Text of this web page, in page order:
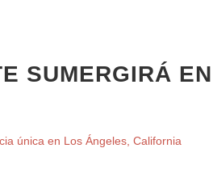
SUMERGIRÁ